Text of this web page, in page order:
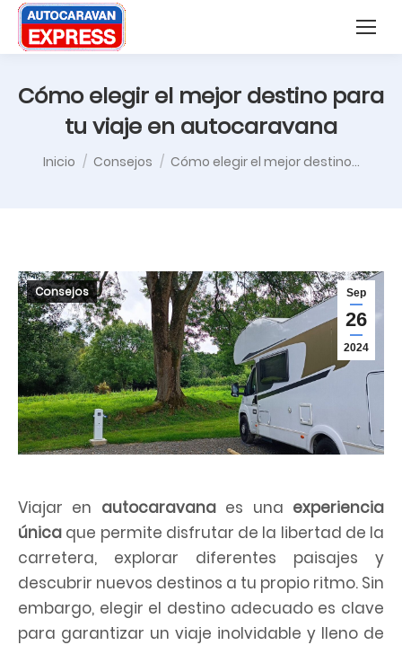
Nota:
este
web
sistema
Buscar:
Cómo elegir el mejor destino para
tu viaje en autocaravana
Estás aquí:
Inicio Consejos Cómo elegir el mejor destino…
Sep
26
2024
Consejos
Viajar en autocaravanaes una experiencia
única que permite disfrutar de la libertad de la
carretera, explorar diferentes paisajes y
descubrir nuevos destinos a tu propio ritmo. Sin
embargo, elegir el destino adecuado es clave
para garantizar un viaje inolvidable y lleno de